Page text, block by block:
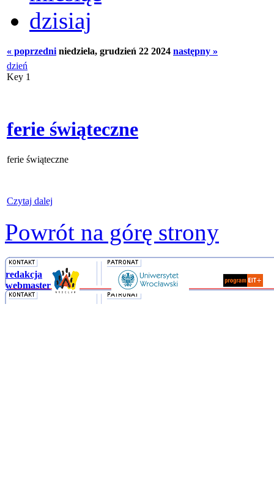
dzisiaj
« poprzedni niedziela, grudzień 22 2024 następny »
dzień
Key 1
ferie świąteczne
ferie świąteczne
Czytaj dalej
Powrót na górę strony
redakcja
webmaster